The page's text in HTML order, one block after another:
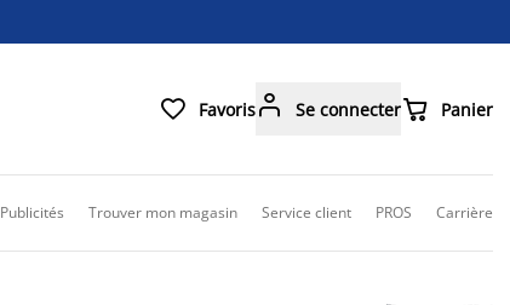
 Favoris Se connecter Panier
Publicités Trouver mon magasin Service client PROS Carrière